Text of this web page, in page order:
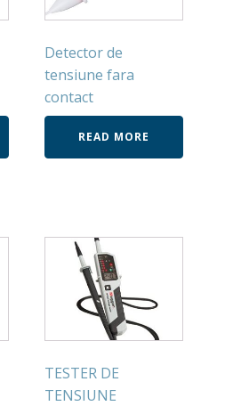
Detector de
tensiune fara
contact
READ MORE
TESTER DE
TENSIUNE